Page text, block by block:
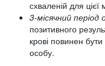
схваленій для
3-місячний період
позитивного
крові повинен
особу.